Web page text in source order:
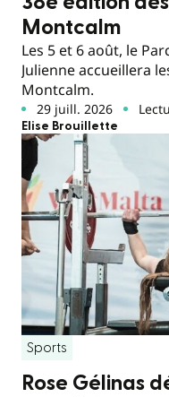
Montcalm
Les 5 et 6 août, le
Julienne accueillera
Montcalm.
29 juill. 2026
Elise Brouillette
Sports
Rose Gélinas